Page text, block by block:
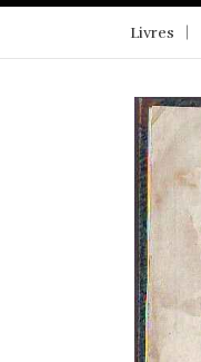
Livres